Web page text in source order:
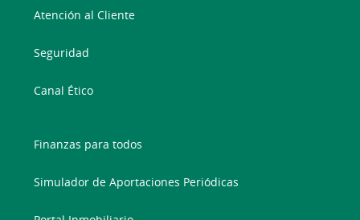
Atención al Cliente
Seguridad
Canal Ético
Finanzas para todos
Simulador de Aportaciones Periódicas